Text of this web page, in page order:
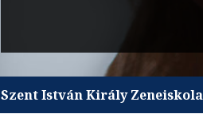
Szent István Király Zeneiskola